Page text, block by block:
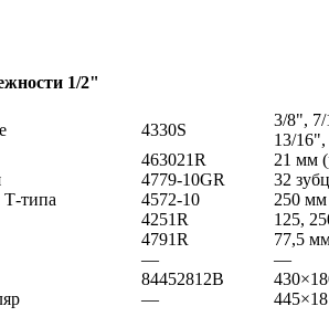
1/2"
4330S
3/8",
13/
463021R
21 мм
4779-10GR
32
Т-типа
4572-10
250 мм
4251R
125,
4791R
77,5
—
—
84452812B
—